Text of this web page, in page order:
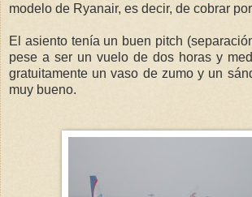
modelo de Ryanair, es decir, de cobrar
El asiento tenía un buen pitch
pese a ser un vuelo de dos horas y
gratuitamente un vaso de zumo y un
muy bueno.